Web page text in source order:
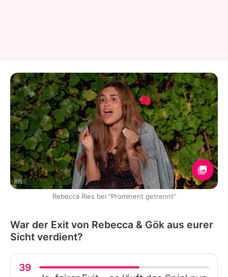
RTL
Rebecca Ries bei "Prominent getrennt"
War der Exit von Rebecca & Gök aus eurer
Sicht verdient?
39